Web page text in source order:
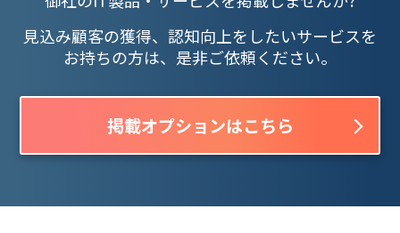
見込み顧客の獲得、認知向上をしたいサービスを
お持ちの方は、是非ご依頼ください。
掲載オプションはこちら